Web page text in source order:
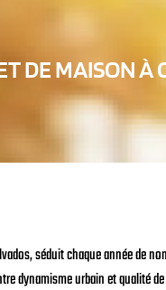
DE MAISON À
séduit chaque année de
dynamisme urbain et qualité